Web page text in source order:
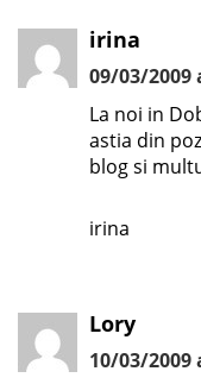
irina
09/03/2009
La noi in
astia din
blog si
irina
Lory
10/03/2009